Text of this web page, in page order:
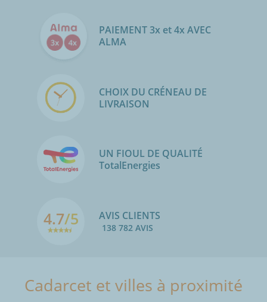
PAIEMENT 3x et 4x AVEC
ALMA
CHOIX DU CRÉNEAU DE
LIVRAISON
UN FIOUL DE QUALITÉ
TotalEnergies
4.7/5 AVIS CLIENTS
138 782 AVIS
Cadarcet et villes à proximité